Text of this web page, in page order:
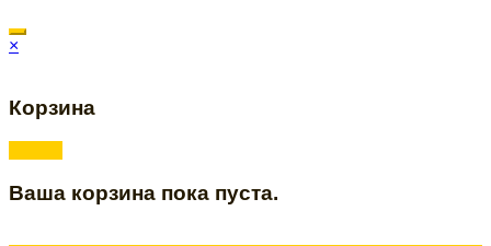
×
Корзина
Ваша корзина пока пуста.